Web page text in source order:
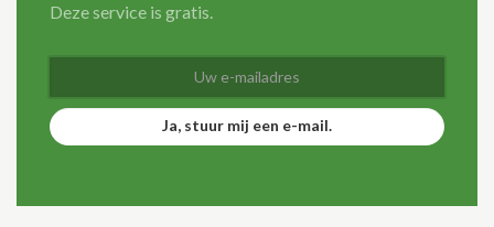
Deze service is gratis.
Ja, stuur mij een e-mail.